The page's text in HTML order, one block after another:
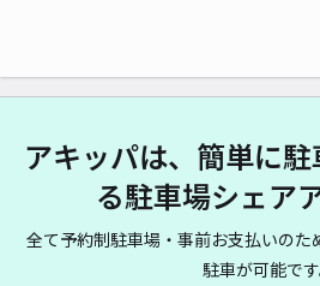
アキッパは、簡単に
る駐車場シェア
全て予約制駐車場・事前お支払いのた
駐車が可能です